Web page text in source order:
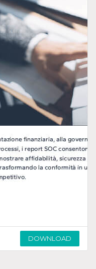
DOWNLOAD